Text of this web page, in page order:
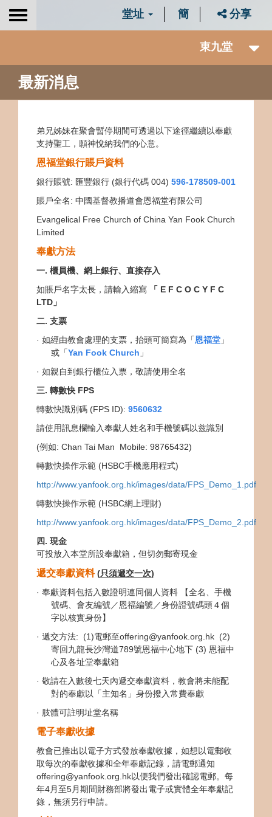
Toggle
堂址 簡 分享
東九堂
最新消息
弟兄姊妹在聚會暫停期間可透過以下途徑繼續以奉獻
支持聖工，願神悅納我們的心意。
恩福堂銀行賬戶資料
銀行賬號: 匯豐銀行 (銀行代碼 004) 596-178509-001
賬戶全名: 中國基督教播道會恩福堂有限公司
Evangelical Free Church of China Yan Fook Church
Limited
奉獻方法
一. 櫃員機、 網上銀行、直接存入
如賬戶名字太長，請輸入縮寫
「 E F C O C Y F C
LTD 」
二. 支票
· 如經由教會處理的支票，抬頭可簡寫為「恩福堂 」
或「Yan Fook Church 」
· 如親自到銀行櫃位入票，敬請使用全名
三. 轉數快 FPS
轉數快識別碼 (FPS ID): 9560632
請使用訊息欄輸入奉獻人姓名和手機號碼以兹識別
(例如: Chan Tai Man Mobile: 98765432)
轉數快操作示範 (HSBC手機應用程式)
http://www.yanfook.org.hk/images/data/FPS_Demo_1.pdf
轉數快操作示範 (HSBC網上理財)
http://www.yanfook.org.hk/images/data/FPS_Demo_2.pdf
四. 現金
可投放入本堂所設奉獻箱，但切勿郵寄現金
遞交奉獻資料 (只須遞交一次)
· 奉獻資料包括入數證明連同個人資料 【全名、手機
號碼、會友編號／恩福編號／身份證號碼頭４個
字以核實身份】
· 遞交方法: (1)電郵至offering@yanfook.org.hk (2)
寄回九龍長沙灣道789號恩福中心地下 (3) 恩福中
心及各址堂奉獻箱
· 敬請在入數後七天內遞交奉獻資料，教會將未能配
對的奉獻以「主知名」身份撥入常費奉獻
· 肢體可註明址堂名稱
電子奉獻收據
教會已推出以電子方式發放奉獻收據，如想以電郵收
取每次的奉獻收據和全年奉獻記錄，請電郵通知
offering@yanfook.org.hk以便我們發出確認電郵。每
年4月至5月期間財務部將發出電子或實體全年奉獻記
錄，無須另行申請。